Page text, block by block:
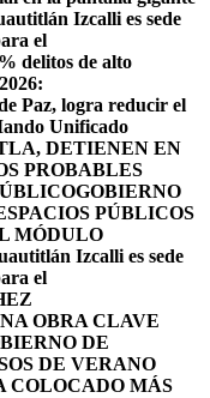
Izcalli es sede
el
delitos de alto
Paz, logra reducir el
Unificado
​DETIENEN EN
PROBABLES
GOBIERNO
PÚBLICOS
MÓDULO
Izcalli es sede
el
OBRA CLAVE
DE
DE VERANO
COLOCADO MÁS